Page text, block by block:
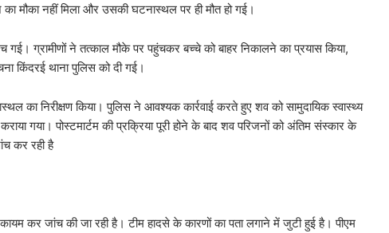
मौका नहीं मिला और उसकी घटनास्थल पर ही मौत हो गई।
ग्रामीणों ने तत्काल मौके पर पहुंचकर बच्चे को बाहर निकालने का प्रयास किया,
किंदरई थाना पुलिस को दी गई।
का निरीक्षण किया। पुलिस ने आवश्यक कार्रवाई करते हुए शव को सामुदायिक स्वास्थ्य
गया। पोस्टमार्टम की प्रक्रिया पूरी होने के बाद शव परिजनों को अंतिम संस्कार के
कर रही है
कायम कर जांच की जा रही है। टीम हादसे के कारणों का पता लगाने में जुटी हुई है। पीएम